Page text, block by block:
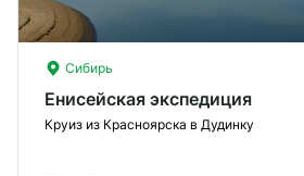
Сибирь
Енисейская экспедиция
Круиз из Красноярска в Дудинку